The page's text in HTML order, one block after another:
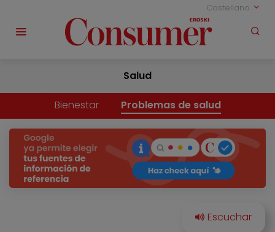
Castellano
Salud
Bienestar Problemas de salud